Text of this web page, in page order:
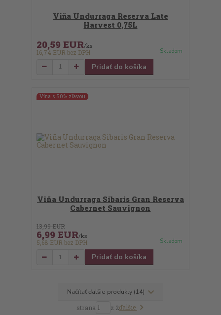
Viňa Undurraga Reserva Late
Harvest 0,75L
20,59 EUR/ks
16,74 EUR bez DPH Skladom
Pridať do košíka
Vína s 50% zľavou
Viña Undurraga Sibaris Gran Reserva
Cabernet Sauvignon
13,99 EUR
6,99 EUR/ks
5,68 EUR bez DPH Skladom
Pridať do košíka
Načítať ďalšie produkty (14)
strana z 2ďalšie